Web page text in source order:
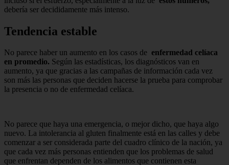
debería ser decididamente más intenso.
Tendencia estable
No parece haber un aumento en los casos de enfermedad celíaca
en promedio. Según las estadísticas, los diagnósticos van en
aumento, ya que gracias a las campañas de información cada vez
son más las personas que deciden hacerse la prueba para comprobar
la presencia o no de enfermedad celíaca.
No parece que haya una emergencia, o mejor dicho, que haya algo
nuevo. La intolerancia al gluten finalmente está en las calles y debe
comenzar a ser considerada parte del cuadro clínico de la nación, ya
que cada vez más personas entienden que los problemas de salud
que enfrentan dependen de los alimentos que contienen esta